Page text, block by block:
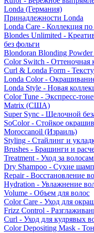
Londa (Германия)
Принадлежности Londa
Londa Care - Коллекция по
Blondes Unlimited -
без фольги
Blondoran Blonding
Color Switch - Оттеночная
Curl & Londa Form -
Londa Color -
Londa Style - Новая
Color Tune - Экспресс-
Matrix (США)
Super Sync - Щелочной
SoColor - Стойкое
Moroccanoil (Израиль)
Styling - Стайлинг и
Brushes - Брашинги и
Treatment - Уход за
Dry Shampoo - Сухие
Repair - Восстановление
Hydration - Увлажнение
Volume - Объем для волос
Color Care - Уход для
Frizz Control -
Curl - Уход для кудрявых
Color Depositing Mask -